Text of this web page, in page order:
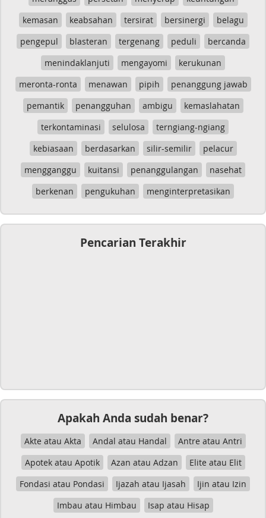
kemasan
keabsahan tersirat bersinergi
belagu
pengepul
blasteran tergenang peduli
bercanda
menindaklanjuti
mengayomi
kerukunan
meronta-ronta
menawan pipih
penanggung jawab
pemantik
penangguhan ambigu
kemaslahatan
terkontaminasi
selulosa
terngiang-ngiang
kebiasaan
berdasarkan silir-semilir
pelacur
mengganggu
kuitansi penanggulangan
nasehat
berkenan
pengukuhan menginterpretasikan
Pencarian Terakhir
Apakah Anda sudah benar?
Akte atau Akta Andal atau Handal
Antre atau Antri
Apotek atau Apotik
Azan atau Adzan
Elite atau Elit
Fondasi atau Pondasi
Ijazah atau Ijasah
Ijin atau Izin
Imbau atau Himbau
Isap atau Hisap